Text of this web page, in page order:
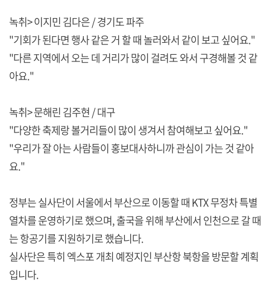
녹취> 이지민 김다은 / 경기도 파주
"기회가 된다면 행사 같은 거 할 때 놀러와서 같이 보고 싶어요."
"다른 지역에서 오는 데 거리가 많이 걸려도 와서 구경해볼 것 같
아요."
녹취> 문해린 김주현 / 대구
"다양한 축제랑 볼거리들이 많이 생겨서 참여해보고 싶어요."
"우리가 잘 아는 사람들이 홍보대사하니까 관심이 가는 것 같아
요."
정부는 실사단이 서울에서 부산으로 이동할 때 KTX 무정차 특별
열차를 운영하기로 했으며, 출국을 위해 부산에서 인천으로 갈 때
는 항공기를 지원하기로 했습니다.
실사단은 특히 엑스포 개최 예정지인 부산항 북항을 방문할 계획
입니다.